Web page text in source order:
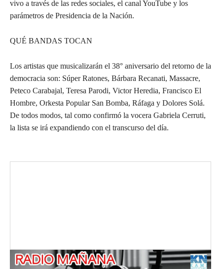
vivo a través de las redes sociales, el canal YouTube y los
parámetros de Presidencia de la Nación.
QUÉ BANDAS TOCAN
Los artistas que musicalizarán el 38° aniversario del retorno de la
democracia son: Súper Ratones, Bárbara Recanati, Massacre,
Peteco Carabajal, Teresa Parodi, Victor Heredia, Francisco El
Hombre, Orkesta Popular San Bomba, Ráfaga y Dolores Solá.
De todos modos, tal como confirmó la vocera Gabriela Cerruti,
la lista se irá expandiendo con el transcurso del día.